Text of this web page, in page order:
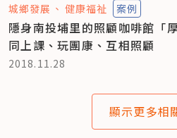
城鄉發展 健康福祉 案例
隱身南投埔里的照顧咖啡館「
同上課、玩團康、互相照顧
2018.11.28
顯示更多相